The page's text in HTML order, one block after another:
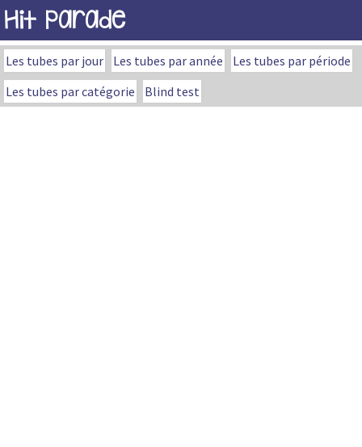
Hit Parade
Les tubes par jour Les tubes par année
Les tubes par période
Les tubes par catégorie
Blind test